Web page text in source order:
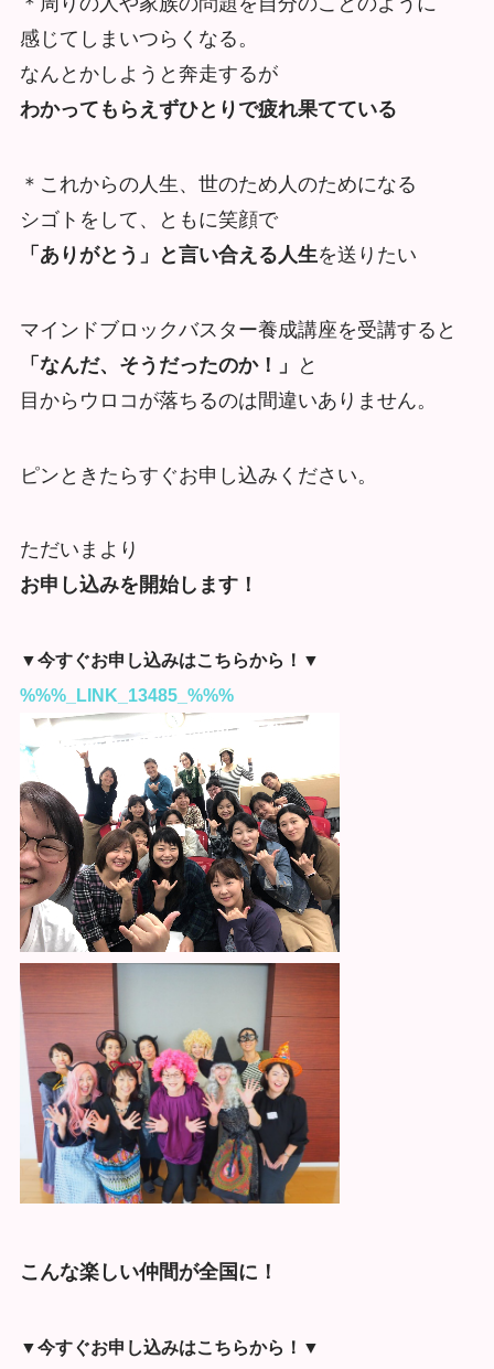
感じてしまいつらくなる。
なんとかしようと奔走するが
わかってもらえずひとりで疲れ果てている
＊これからの人生、世のため人のためになる
シゴトをして、ともに笑顔で
「ありがとう」と言い合える人生を送りたい
マインドブロックバスター養成講座を受講すると
「なんだ、そうだったのか！」
と
目からウロコが落ちるのは間違いありません。
ピンときたらすぐお申し込みください。
ただいまより
お申し込みを開始します！
▼今すぐお申し込みはこちらから！▼
%%%_LINK_13485_%%%
こんな楽しい仲間が全国に！
▼今すぐお申し込みはこちらから！▼